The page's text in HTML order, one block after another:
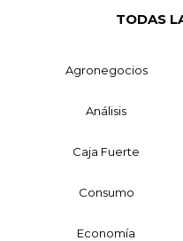
TODAS
Agronegocios
Análisis
Caja Fuerte
Consumo
Economía